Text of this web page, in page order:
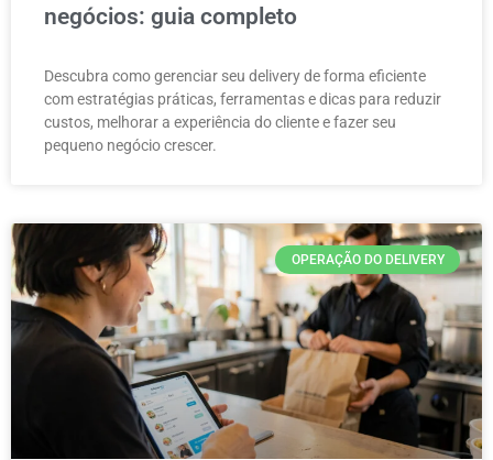
negócios: guia completo
Descubra como gerenciar seu delivery de forma eficiente
com estratégias práticas, ferramentas e dicas para reduzir
custos, melhorar a experiência do cliente e fazer seu
pequeno negócio crescer.
OPERAÇÃO DO DELIVERY